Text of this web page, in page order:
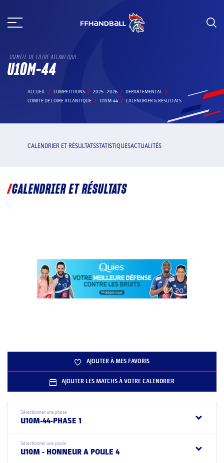
au
COMITE DE LOIRE ATLANTIQUE
U10M-44
ACCUEIL COMPÉTITIONS 2025 - 2026
DEPARTEMENTAL
COMITE DE LOIRE ATLANTIQUE
U10M-44 CALENDRIER & RÉSULTATS
CALENDRIER ET RÉSULTATSSTATISTIQUESACTUALITÉS
CALENDRIER ET RÉSULTATS
AJOUTER À MES FAVORIS
AJOUTER LES MATCHS À VOTRE CALENDRIER
Sélectionner une phase
U10M-44-PHASE 1
Sélectionner une poule
U10M - HONNEUR A POULE 4